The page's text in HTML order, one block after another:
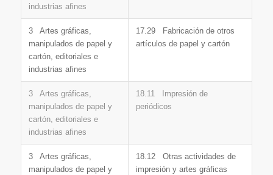
industrias afines
3 Artes gráficas,
manipulados de papel y
cartón, editoriales e
industrias afines
17.29 Fabricación de otros
artículos de papel y cartón
3 Artes gráficas,
manipulados de papel y
cartón, editoriales e
industrias afines
18.11 Impresión de
periódicos
3 Artes gráficas,
manipulados de papel y
18.12 Otras actividades de
impresión y artes gráficas